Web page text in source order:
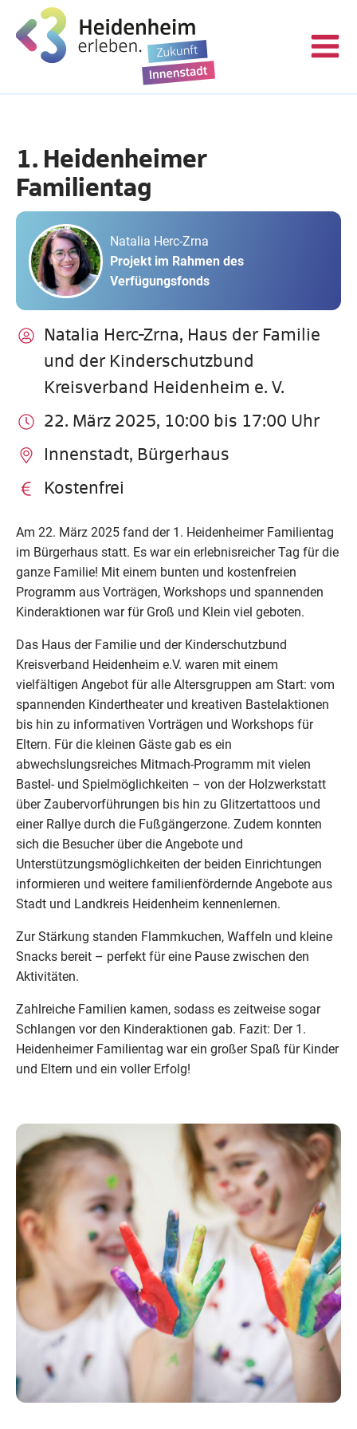
1. Heidenheimer
Familientag
Natalia Herc-Zrna
Projekt im Rahmen des
Verfügungsfonds
Natalia Herc-Zrna, Haus der Familie
und der Kinderschutzbund
Kreisverband Heidenheim e. V.
22. März 2025, 10:00 bis 17:00 Uhr
Innenstadt, Bürgerhaus
Kostenfrei
Am 22. März 2025 fand der 1. Heidenheimer Familientag
im Bürgerhaus statt. Es war ein erlebnisreicher Tag für die
ganze Familie! Mit einem bunten und kostenfreien
Programm aus Vorträgen, Workshops und spannenden
Kinderaktionen war für Groß und Klein viel geboten.
Das Haus der Familie und der Kinderschutzbund
Kreisverband Heidenheim e.V. waren mit einem
vielfältigen Angebot für alle Altersgruppen am Start: vom
spannenden Kindertheater und kreativen Bastelaktionen
bis hin zu informativen Vorträgen und Workshops für
Eltern. Für die kleinen Gäste gab es ein
abwechslungsreiches Mitmach-Programm mit vielen
Bastel- und Spielmöglichkeiten – von der Holzwerkstatt
über Zaubervorführungen bis hin zu Glitzertattoos und
einer Rallye durch die Fußgängerzone. Zudem konnten
sich die Besucher über die Angebote und
Unterstützungsmöglichkeiten der beiden Einrichtungen
informieren und weitere familienfördernde Angebote aus
Stadt und Landkreis Heidenheim kennenlernen.
Zur Stärkung standen Flammkuchen, Waffeln und kleine
Snacks bereit – perfekt für eine Pause zwischen den
Aktivitäten.
Zahlreiche Familien kamen, sodass es zeitweise sogar
Schlangen vor den Kinderaktionen gab. Fazit: Der 1.
Heidenheimer Familientag war ein großer Spaß für Kinder
und Eltern und ein voller Erfolg!